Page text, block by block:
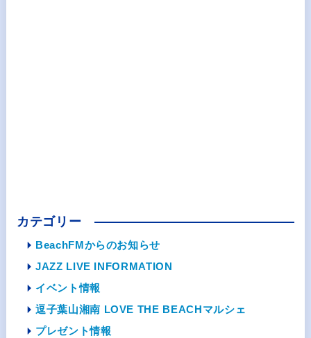
カテゴリー
BeachFMからのお知らせ
JAZZ LIVE INFORMATION
イベント情報
逗子葉山湘南 LOVE THE BEACHマルシェ
プレゼント情報